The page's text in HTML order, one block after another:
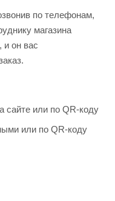
по телефонам,
магазина
и он вас
сайте или по QR-коду
или по QR-коду